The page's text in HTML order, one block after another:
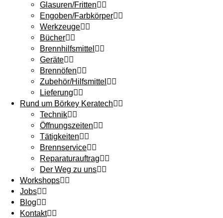
Glasuren/Fritten
Engoben/Farbkörper
Werkzeuge
Bücher
Brennhilfsmittel
Geräte
Brennöfen
Zubehör/Hilfsmittel
Lieferung
Rund um Börkey Keratech
Technik
Öffnungszeiten
Tätigkeiten
Brennservice
Reparaturauftrag
Der Weg zu uns
Workshops
Jobs
Blog
Kontakt